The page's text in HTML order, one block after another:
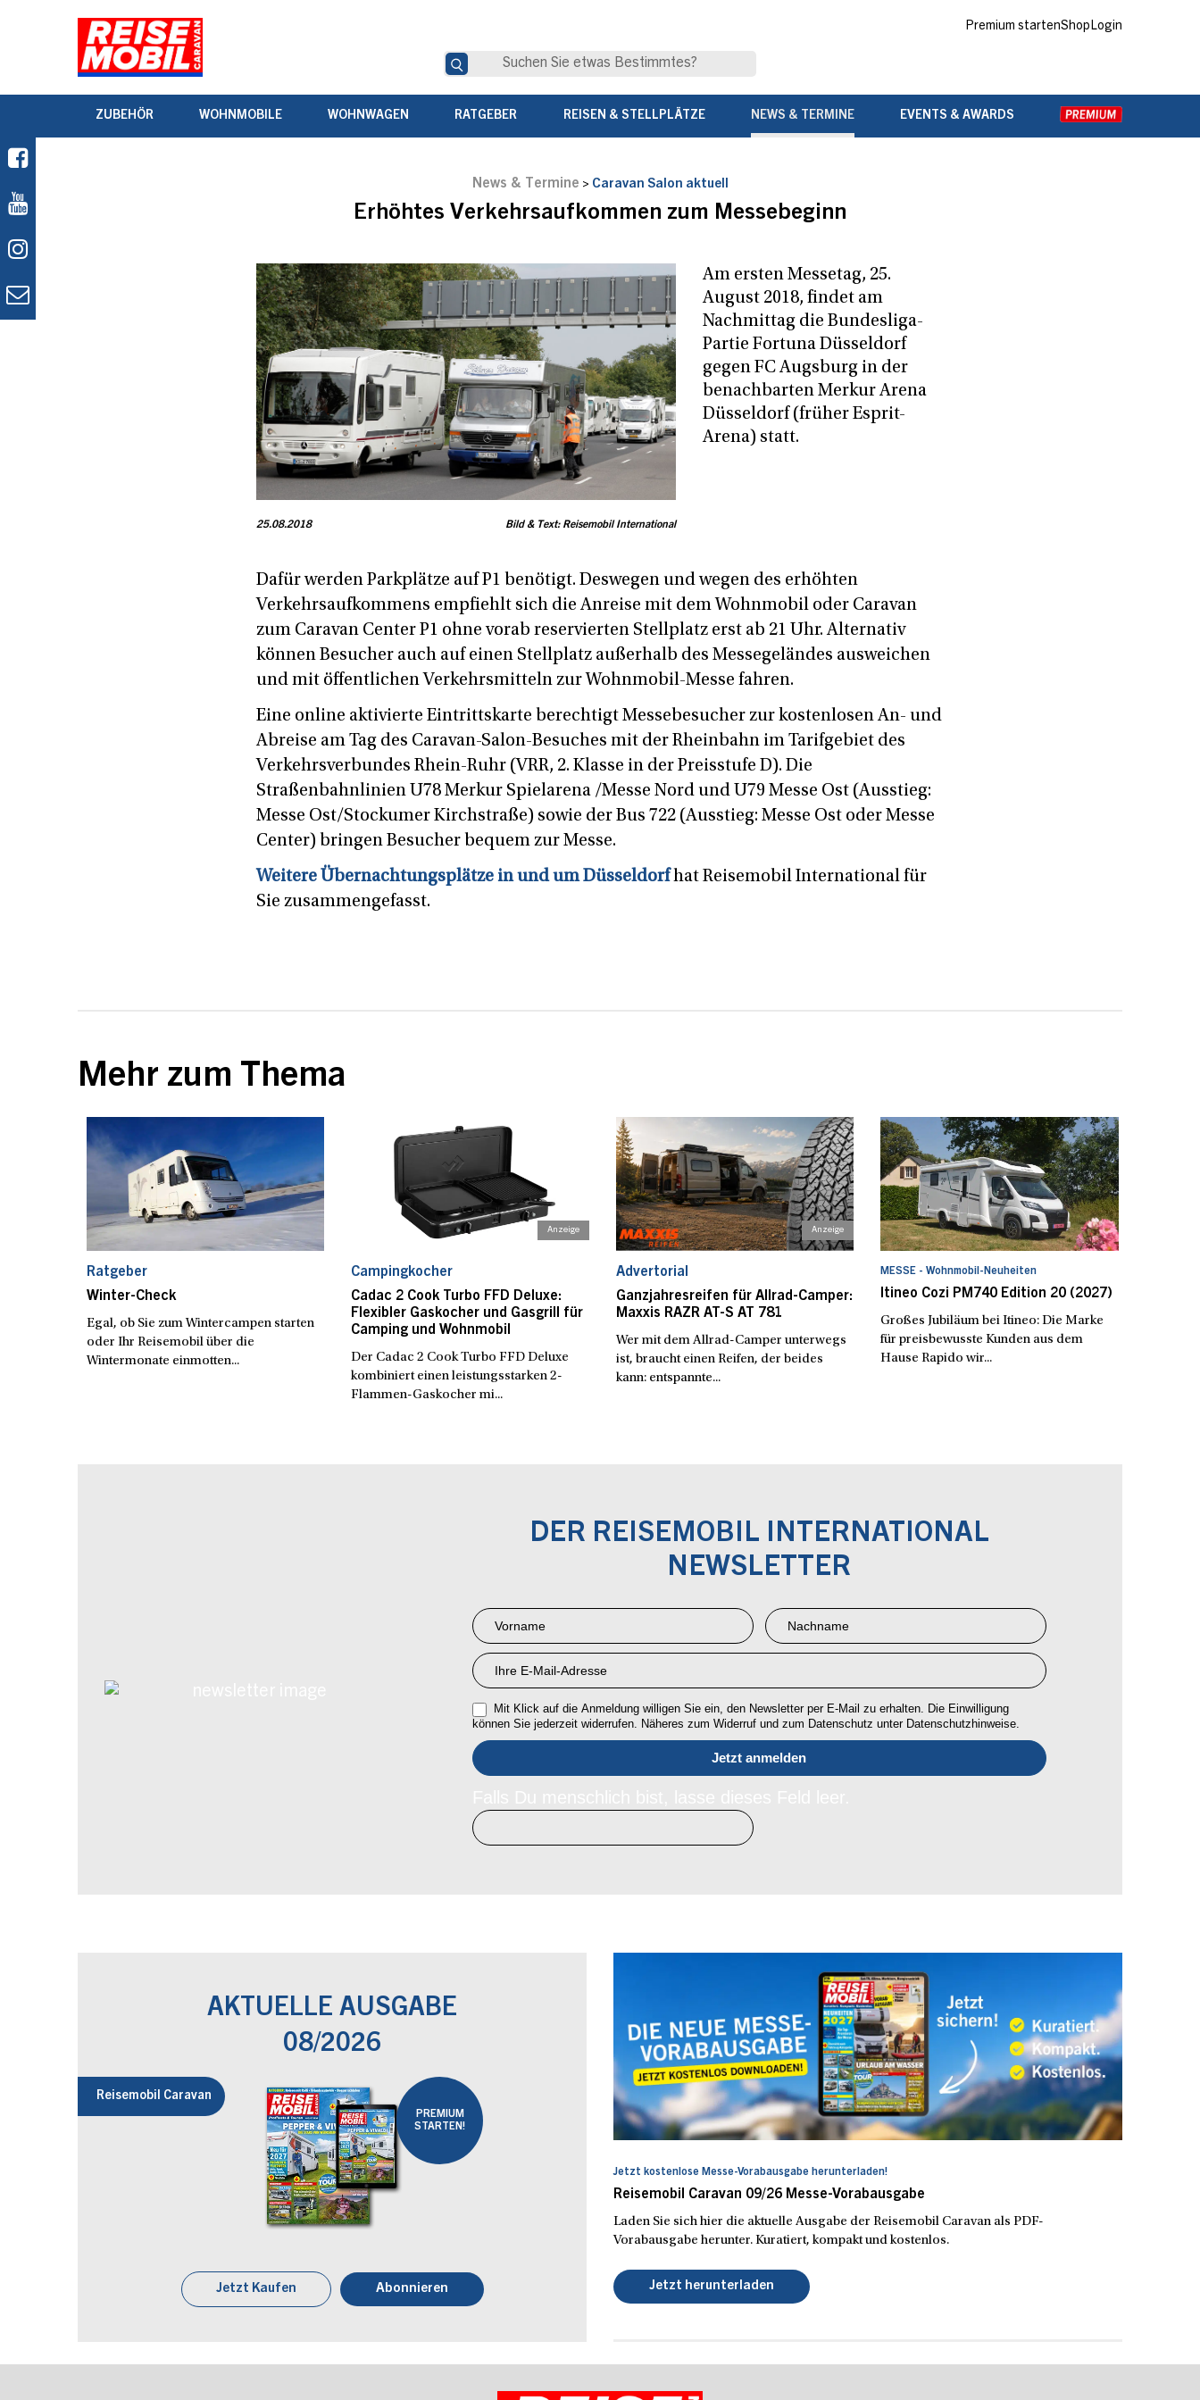
Premium startenShopLogin
ZUBEHÖR WOHNMOBILE WOHNWAGEN RATGEBER REISEN & STELLPLÄTZE NEWS & TERMINE EVENTS & AWARDS
News & Termine > Caravan Salon aktuell
Erhöhtes Verkehrsaufkommen zum Messebeginn
25.08.2018 Bild & Text: Reisemobil International
Am ersten Messetag, 25.
August 2018, findet am
Nachmittag die Bundesliga-
Partie Fortuna Düsseldorf
gegen FC Augsburg in der
benachbarten Merkur Arena
Düsseldorf (früher Esprit-
Arena) statt.
Dafür werden Parkplätze auf P1 benötigt. Deswegen und wegen des erhöhten
Verkehrsaufkommens empfiehlt sich die Anreise mit dem Wohnmobil oder Caravan
zum Caravan Center P1 ohne vorab reservierten Stellplatz erst ab 21 Uhr. Alternativ
können Besucher auch auf einen Stellplatz außerhalb des Messegeländes ausweichen
und mit öffentlichen Verkehrsmitteln zur Wohnmobil-Messe fahren.
Eine online aktivierte Eintrittskarte berechtigt Messebesucher zur kostenlosen An- und
Abreise am Tag des Caravan-Salon-Besuches mit der Rheinbahn im Tarifgebiet des
Verkehrsverbundes Rhein-Ruhr (VRR, 2. Klasse in der Preisstufe D). Die
Straßenbahnlinien U78 Merkur Spielarena /Messe Nord und U79 Messe Ost (Ausstieg:
Messe Ost/Stockumer Kirchstraße) sowie der Bus 722 (Ausstieg: Messe Ost oder Messe
Center) bringen Besucher bequem zur Messe.
Weitere Übernachtungsplätze in und um Düsseldorfhat Reisemobil International für
Sie zusammengefasst.
Mehr zum Thema
Ratgeber
Winter-Check
Egal, ob Sie zum Wintercampen starten
oder Ihr Reisemobil über die
Wintermonate einmotten...
Campingkocher
Cadac 2 Cook Turbo FFD Deluxe:
Flexibler Gaskocher und Gasgrill für
Camping und Wohnmobil
Der Cadac 2 Cook Turbo FFD Deluxe
kombiniert einen leistungsstarken 2-
Flammen-Gaskocher mi...
Advertorial
Ganzjahresreifen für Allrad-Camper:
Maxxis RAZR AT-S AT 781
Wer mit dem Allrad-Camper unterwegs
ist, braucht einen Reifen, der beides
kann: entspannte...
MESSE - Wohnmobil-Neuheiten
Itineo Cozi PM740 Edition 20 (2027)
Großes Jubiläum bei Itineo: Die Marke
für preisbewusste Kunden aus dem
Hause Rapido wir...
DER REISEMOBIL INTERNATIONAL
NEWSLETTER
Newsletter
Anmeldung
RMI
Mit Klick auf die Anmeldung willigen Sie ein, den Newsletter per E-Mail zu erhalten. Die Einwilligung
können Sie jederzeit widerrufen. Näheres zum Widerruf und zum Datenschutz unter Datenschutzhinweise.
AKTUELLE AUSGABE
08/2026
Reisemobil Caravan
PREMIUM
STARTEN!
Jetzt Kaufen Abonnieren
Jetzt kostenlose Messe-Vorabausgabe herunterladen!
Reisemobil Caravan 09/26 Messe-Vorabausgabe
Laden Sie sich hier die aktuelle Ausgabe der Reisemobil Caravan als PDF-
Vorabausgabe herunter. Kuratiert, kompakt und kostenlos.
Jetzt herunterladen